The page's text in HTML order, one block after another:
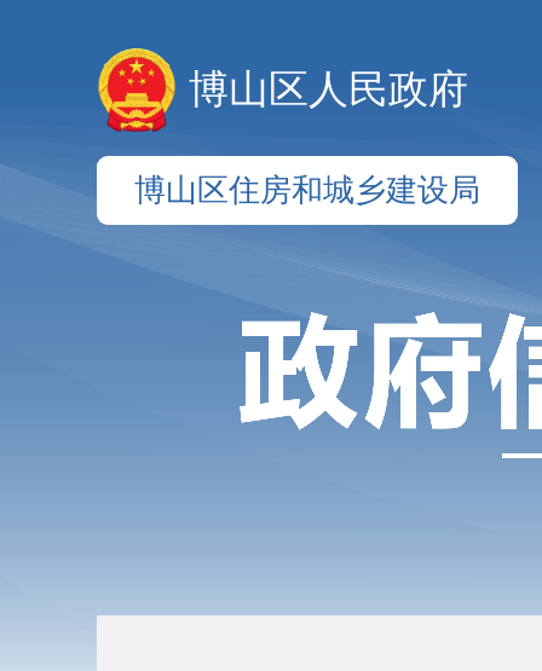
博山区人民政府
博山区住房和城乡建设局